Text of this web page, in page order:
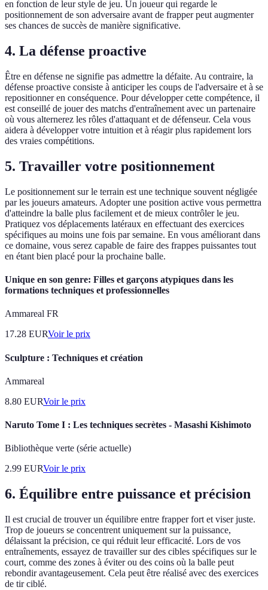
en fonction de leur style de jeu. Un joueur qui regarde le
positionnement de son adversaire avant de frapper peut augmenter
ses chances de succès de manière significative.
4. La défense proactive
Être en défense ne signifie pas admettre la défaite. Au contraire, la
défense proactive consiste à anticiper les coups de l'adversaire et à se
repositionner en conséquence. Pour développer cette compétence, il
est conseillé de jouer des matchs d'entraînement avec un partenaire
où vous alternerez les rôles d'attaquant et de défenseur. Cela vous
aidera à développer votre intuition et à réagir plus rapidement lors
des vraies compétitions.
5. Travailler votre positionnement
Le positionnement sur le terrain est une technique souvent négligée
par les joueurs amateurs. Adopter une position active vous permettra
d'atteindre la balle plus facilement et de mieux contrôler le jeu.
Pratiquez vos déplacements latéraux en effectuant des exercices
spécifiques au moins une fois par semaine. En vous améliorant dans
ce domaine, vous serez capable de faire des frappes puissantes tout
en étant bien placé pour la prochaine balle.
Unique en son genre: Filles et garçons atypiques dans les
formations techniques et professionnelles
Ammareal FR
17.28 EURVoir le prix
Sculpture : Techniques et création
Ammareal
8.80 EURVoir le prix
Naruto Tome I : Les techniques secrètes - Masashi Kishimoto
Bibliothèque verte (série actuelle)
2.99 EURVoir le prix
6. Équilibre entre puissance et précision
Il est crucial de trouver un équilibre entre frapper fort et viser juste.
Trop de joueurs se concentrent uniquement sur la puissance,
délaissant la précision, ce qui réduit leur efficacité. Lors de vos
entraînements, essayez de travailler sur des cibles spécifiques sur le
court, comme des zones à éviter ou des coins où la balle peut
rebondir avantageusement. Cela peut être réalisé avec des exercices
de tir ciblé.